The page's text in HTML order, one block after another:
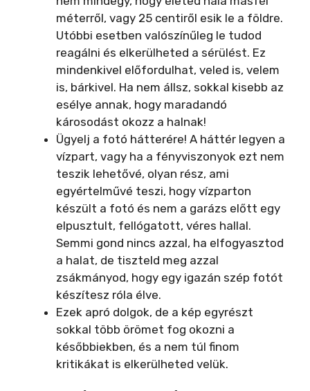
méterről, vagy 25 centiről esik le a földre.
Utóbbi esetben valószínűleg le tudod
reagálni és elkerülheted a sérülést. Ez
mindenkivel előfordulhat, veled is, velem
is, bárkivel. Ha nem állsz, sokkal kisebb az
esélye annak, hogy maradandó
károsodást okozz a halnak!
Ügyelj a fotó hátterére! A háttér legyen a
vízpart, vagy ha a fényviszonyok ezt nem
teszik lehetővé, olyan rész, ami
egyértelművé teszi, hogy vízparton
készült a fotó és nem a garázs előtt egy
elpusztult, fellógatott, véres hallal.
Semmi gond nincs azzal, ha elfogyasztod
a halat, de tiszteld meg azzal
zsákmányod, hogy egy igazán szép fotót
készítesz róla élve.
Ezek apró dolgok, de a kép egyrészt
sokkal több örömet fog okozni a
későbbiekben, és a nem túl finom
kritikákat is elkerülheted velük.